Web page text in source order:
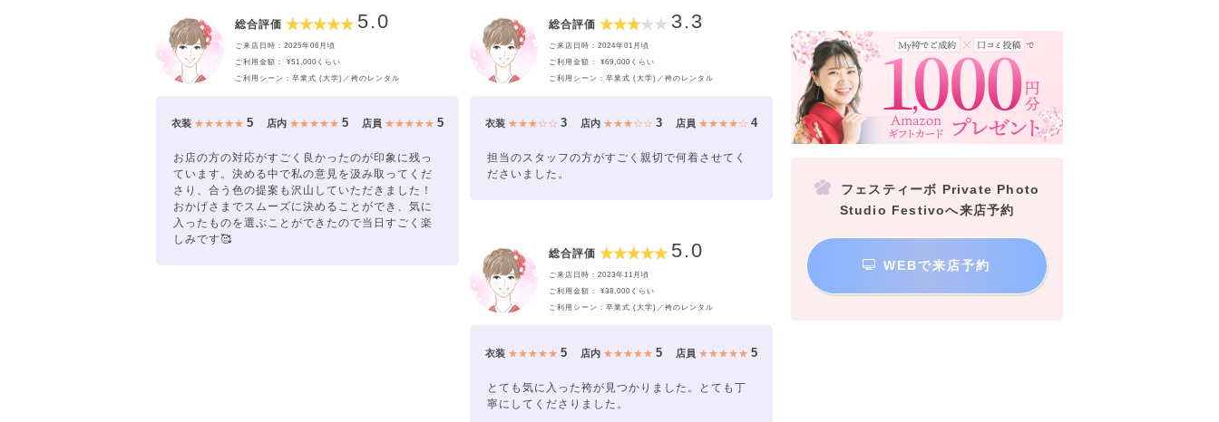
総合評価 5.0
ご来店日時：2025年06月頃
ご利用金額： ¥51,000くらい
ご利用シーン：卒業式 (大学)／袴のレンタル
衣装 ★★★★★5 店内 ★★★★★ 5 店員 ★★★★★ 5
お店の方の対応がすごく良かったのが印象に残っ
ています。決める中で私の意見を汲み取ってくだ
さり、合う色の提案も沢山していただきました！
おかげさまでスムーズに決めることができ、気に
入ったものを選ぶことができたので当日すごく楽
しみです🥰
総合評価 3.3
ご来店日時：2024年01月頃
ご利用金額： ¥69,000くらい
ご利用シーン：卒業式 (大学)／袴のレンタル
衣装 ★★★☆☆3 店内 ★★★☆☆ 3 店員 ★★★★☆ 4
担当のスタッフの方がすごく親切で何着させてく
ださいました。
総合評価 5.0
ご来店日時：2023年11月頃
ご利用金額： ¥38,000くらい
ご利用シーン：卒業式 (大学)／袴のレンタル
衣装 ★★★★★5 店内 ★★★★★ 5 店員 ★★★★★ 5
とても気に入った袴が見つかりました。とても丁
寧にしてくださりました。
フェスティーボ Private Photo
Studio Festivoへ来店予約
WEBで来店予約